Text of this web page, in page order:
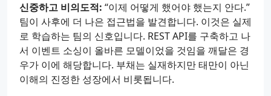
신중하고 비의도적: “이제 어떻게 했어야 했는지 안다.”
팀이 사후에 더 나은 접근법을 발견합니다. 이것은 실제
로 학습하는 팀의 신호입니다. REST API를 구축하고 나
서 이벤트 소싱이 올바른 모델이었을 것임을 깨달은 경
우가 이에 해당합니다. 부채는 실재하지만 태만이 아닌
이해의 진정한 성장에서 비롯됩니다.